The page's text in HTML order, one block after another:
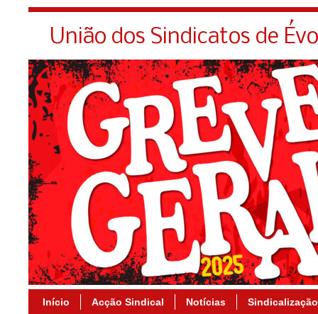
União dos Sindicatos de
Início Acção Sindical Notícias Sindicalização